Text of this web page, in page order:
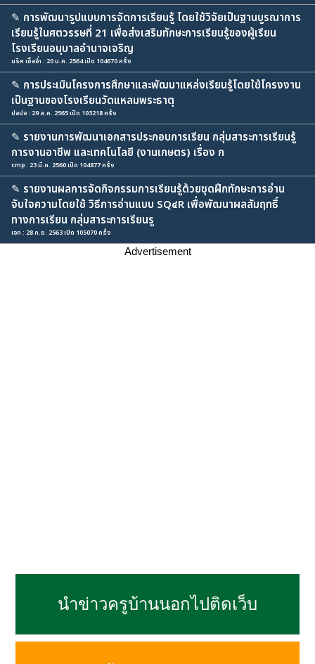
✎ การพัฒนารูปแบบการจัดการเรียนรู้ โดยใช้วิจัยเป็นฐานบูรณาการ
เรียนรู้ในศตวรรษที่ 21 เพื่อส่งเสริมทักษะการเรียนรู้ของผู้เรียน
โรงเรียนอนุบาลอำนาจเจริญ
นริศ เชื้ออ่ำ : 20 ม.ค. 2564 เปิด 104670 ครั้ง
✎ การประเมินโครงการศึกษาและพัฒนาแหล่งเรียนรู้โดยใช้โครงงาน
เป็นฐานของโรงเรียนวัดแหลมพระธาตุ
ปอปอ : 29 ส.ค. 2565 เปิด 103218 ครั้ง
✎ รายงานการพัฒนาเอกสารประกอบการเรียน กลุ่มสาระการเรียนรู้
การงานอาชีพ และเทคโนโลยี (งานเกษตร) เรื่อง ก
cmp : 23 มี.ค. 2560 เปิด 104877 ครั้ง
✎ รายงานผลการจัดกิจกรรมการเรียนรู้ด้วยชุดฝึกทักษะการอ่าน
จับใจความโดยใช้ วิธีการอ่านแบบ SQ๔R เพื่อพัฒนาผลสัมฤทธิ์
ทางการเรียน กลุ่มสาระการเรียนรู
เอก : 28 ก.ย. 2563 เปิด 105070 ครั้ง
Advertisement
นำข่าวครูบ้านนอกไปติดเว็บ